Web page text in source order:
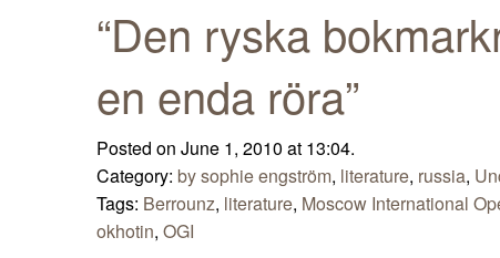
“Den ryska
en enda röra”
Posted on June 1, 2010 at 13:04.
Category: by sophie engström, literature, russia,
Tags: Berrounz, literature, Moscow International
okhotin, OGI